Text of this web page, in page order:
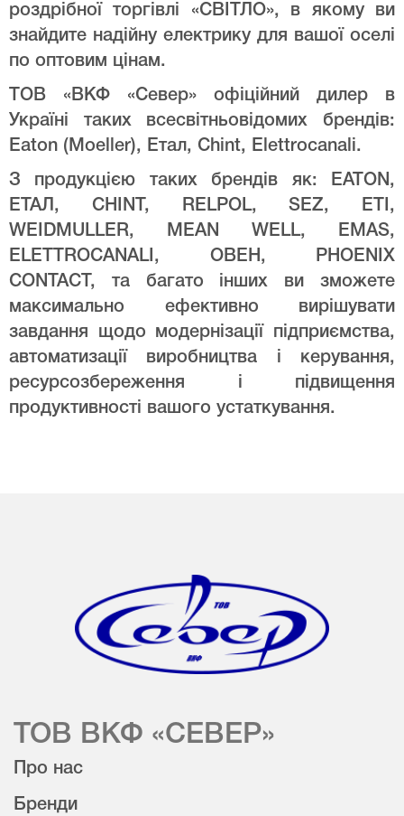
роздрібної торгівлі «СВІТЛО», в якому ви
знайдите надійну електрику для вашої оселі
по оптовим цінам.
ТОВ «ВКФ «Север» офіційний дилер в
Україні таких всесвітньовідомих брендів:
Eaton (Moeller), Етал, Chint, Elettrocanali.
З продукцією таких брендів як: EATON,
ЕТАЛ, CHINT, RELPOL, SEZ, ETI,
WEIDMULLER, MEAN WELL, EMAS,
ELETTROCANALI, ОВЕН, PHOENIX
CONTACT, та багато інших ви зможете
максимально ефективно вирішувати
завдання щодо модернізації підприємства,
автоматизації виробництва і керування,
ресурсозбереження і підвищення
продуктивності вашого устаткування.
ТОВ ВКФ «СЕВЕР»
Про нас
Бренди